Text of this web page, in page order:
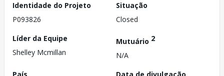
Identidade do Projeto
P093826
Situação
Closed
Líder da Equipe
Shelley Mcmillan
Mutuário 2
N/A
País
Data de divulgação